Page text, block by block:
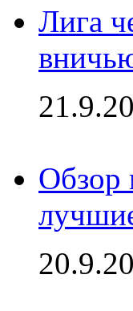
Лига
Обзор